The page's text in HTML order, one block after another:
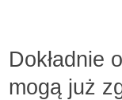
Dokładnie
mogą już